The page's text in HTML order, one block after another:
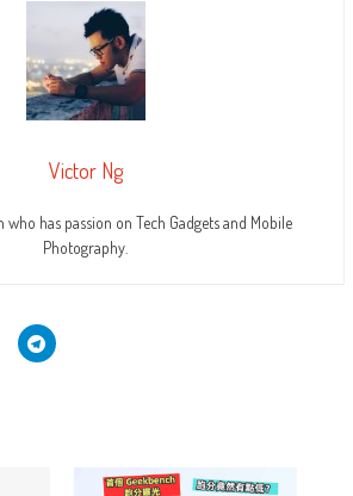
Victor Ng
who has passion on Tech Gadgets and Mobile
Photography.